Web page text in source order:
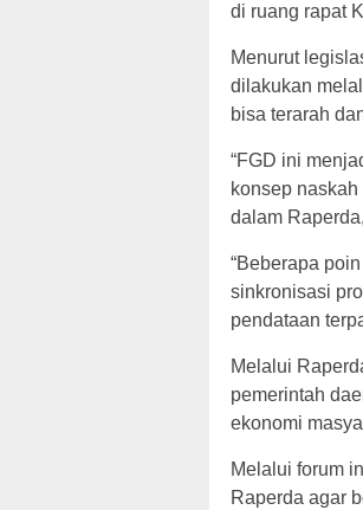
di ruang rapat
Menurut
dilakukan
bisa terarah
“FGD ini
konsep
dalam
“Beberapa
sinkronisasi
pendataan
Melalui
pemerintah
ekonomi
Melalui forum
Raperda agar